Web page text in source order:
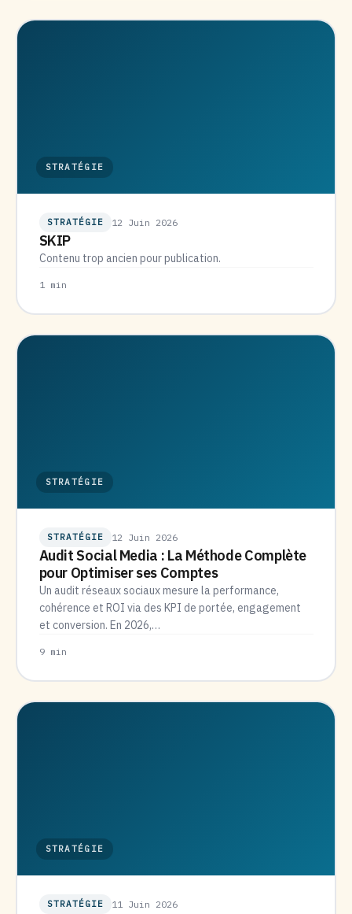
STRATÉGIE
STRATÉGIE 12 Juin 2026
SKIP
Contenu trop ancien pour publication.
1 min
STRATÉGIE
STRATÉGIE 12 Juin 2026
Audit Social Media : La Méthode Complète
pour Optimiser ses Comptes
Un audit réseaux sociaux mesure la performance,
cohérence et ROI via des KPI de portée, engagement
et conversion. En 2026,…
9 min
STRATÉGIE
STRATÉGIE 11 Juin 2026